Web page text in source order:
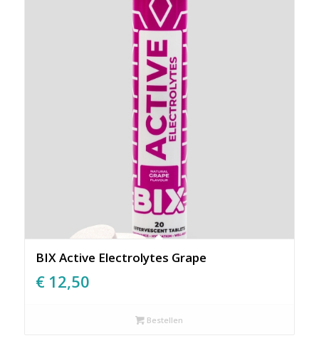
BIX Active Electrolytes Grape
€ 12,50
Bestellen